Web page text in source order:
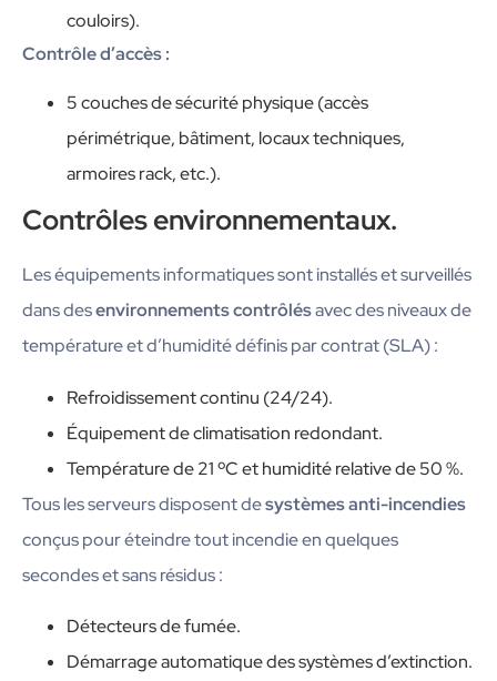
couloirs).
Contrôle d’accès :
5 couches de sécurité physique (accès
périmétrique, bâtiment, locaux techniques,
armoires rack, etc.).
Contrôles environnementaux.
Les équipements informatiques sont installés et surveillés
dans desenvironnements contrôlésavec des niveaux de
température et d’humidité définis par contrat (SLA) :
Refroidissement continu (24/24).
Équipement de climatisation redondant.
Température de 21 ºC et humidité relative de 50 %.
Tous les serveurs disposent desystèmes anti-incendies
conçus pour éteindre tout incendie en quelques
secondes et sans résidus :
Détecteurs de fumée.
Démarrage automatique des systèmes d’extinction.